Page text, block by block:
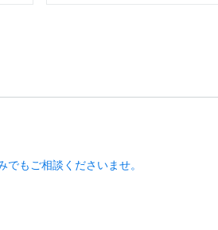
いきます。
え方も一緒に組み立てていきます。
致します。申し訳ございませんが、ご
もご相談くださいませ。